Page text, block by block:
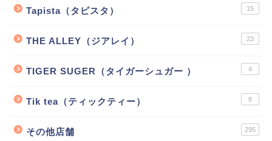
Tapista（タピスタ） 15
THE ALLEY（ジアレイ） 23
TIGER SUGER（タイガーシュガー ） 4
Tik tea（ティックティー） 8
その他店舗 295